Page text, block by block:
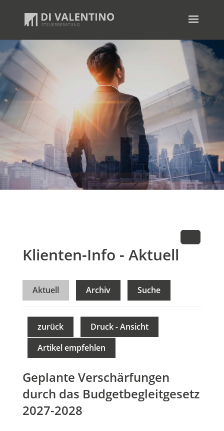
Klienten-Info - Aktuell
Aktuell Archiv Suche
zurück
Druck - Ansicht
Artikel empfehlen
Geplante Verschärfungen
durch das Budgetbegleitgesetz
2027-2028